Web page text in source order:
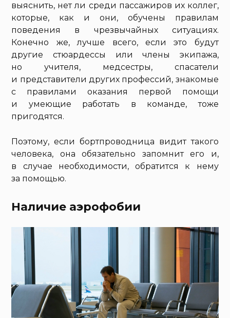
выяснить, нет ли среди пассажиров их коллег,
которые, как и они, обучены правилам
поведения в чрезвычайных ситуациях.
Конечно же, лучше всего, если это будут
другие стюардессы или члены экипажа,
но учителя, медсестры, спасатели
и представители других профессий, знакомые
с правилами оказания первой помощи
и умеющие работать в команде, тоже
пригодятся.
Поэтому, если бортпроводница видит такого
человека, она обязательно запомнит его и,
в случае необходимости, обратится к нему
за помощью.
Наличие аэрофобии